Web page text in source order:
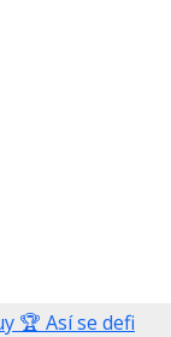
🏆 Así se defi